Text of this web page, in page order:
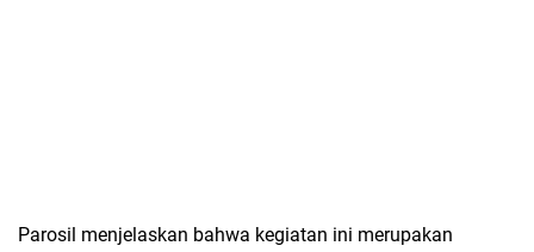
Parosil menjelaskan bahwa kegiatan ini merupakan